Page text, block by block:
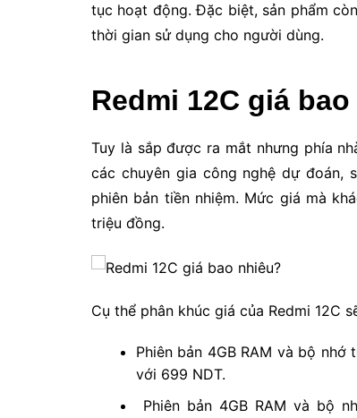
tục hoạt động. Đặc biệt, sản phẩm
thời gian sử dụng cho người dùng.
Redmi 12C giá
Tuy là sắp được ra mắt nhưng phía
các chuyên gia công nghệ dự đoán,
phiên bản tiền nhiệm. Mức giá mà
triệu đồng.
Cụ thể phân khúc giá của Redmi 12C
Phiên bản 4GB RAM và bộ
với 699 NDT.
Phiên bản 4GB RAM và bộ